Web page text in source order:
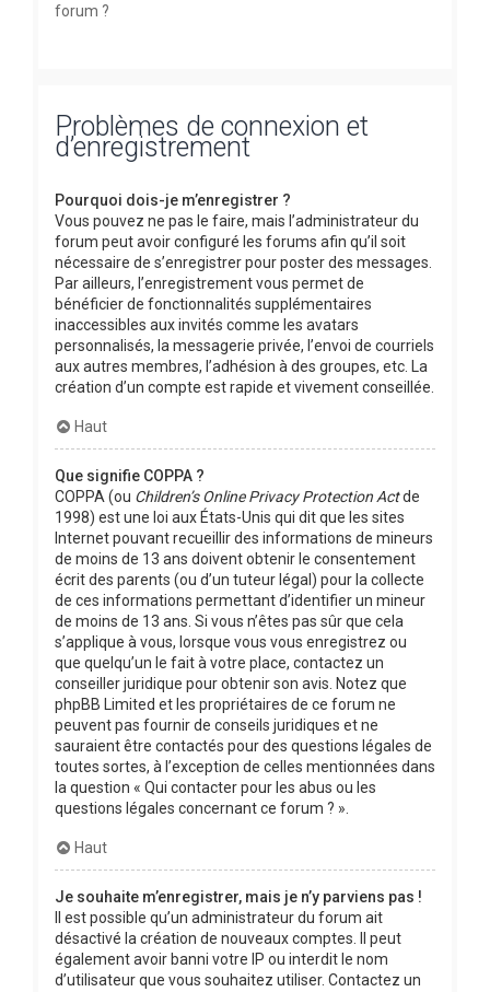
forum ?
Problèmes de connexion et
d’enregistrement
Pourquoi dois-je m’enregistrer ?
Vous pouvez ne pas le faire, mais l’administrateur du
forum peut avoir configuré les forums afin qu’il soit
nécessaire de s’enregistrer pour poster des messages.
Par ailleurs, l’enregistrement vous permet de
bénéficier de fonctionnalités supplémentaires
inaccessibles aux invités comme les avatars
personnalisés, la messagerie privée, l’envoi de courriels
aux autres membres, l’adhésion à des groupes, etc. La
création d’un compte est rapide et vivement conseillée.
Haut
Que signifie COPPA ?
COPPA (ou Children’s Online Privacy Protection Actde
1998) est une loi aux États-Unis qui dit que les sites
Internet pouvant recueillir des informations de mineurs
de moins de 13 ans doivent obtenir le consentement
écrit des parents (ou d’un tuteur légal) pour la collecte
de ces informations permettant d’identifier un mineur
de moins de 13 ans. Si vous n’êtes pas sûr que cela
s’applique à vous, lorsque vous vous enregistrez ou
que quelqu’un le fait à votre place, contactez un
conseiller juridique pour obtenir son avis. Notez que
phpBB Limited et les propriétaires de ce forum ne
peuvent pas fournir de conseils juridiques et ne
sauraient être contactés pour des questions légales de
toutes sortes, à l’exception de celles mentionnées dans
la question « Qui contacter pour les abus ou les
questions légales concernant ce forum ? ».
Haut
Je souhaite m’enregistrer, mais je n’y parviens pas !
Il est possible qu’un administrateur du forum ait
désactivé la création de nouveaux comptes. Il peut
également avoir banni votre IP ou interdit le nom
d’utilisateur que vous souhaitez utiliser. Contactez un